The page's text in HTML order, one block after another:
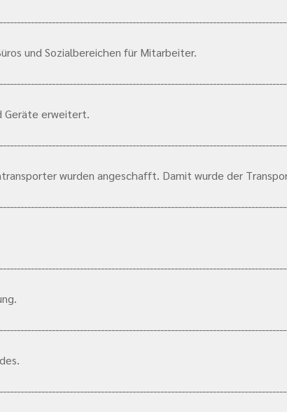
und Sozialbereichen für Mitarbeiter.
Geräte erweitert.
wurden angeschafft. Damit wurde der